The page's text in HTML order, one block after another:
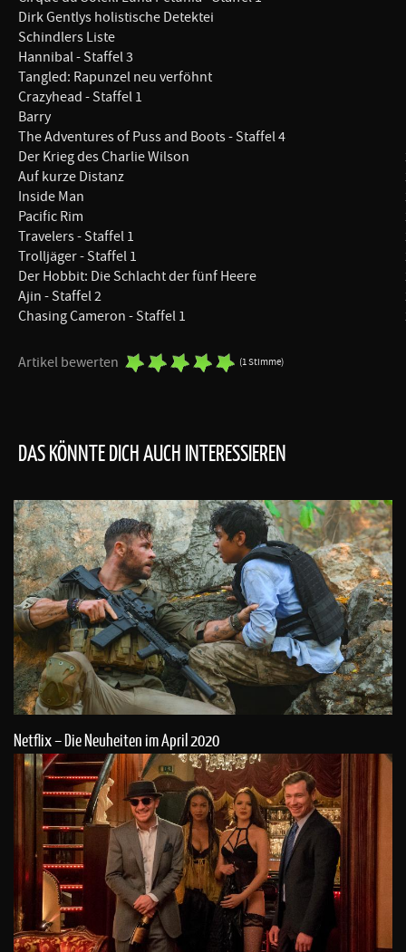
Dirk Gentlys holistische Detektei
Schindlers Liste
Hannibal - Staffel 3
Tangled: Rapunzel neu verföhnt
Crazyhead - Staffel 1
Barry
The Adventures of Puss and Boots - Staffel 4
Der Krieg des Charlie Wilson
Auf kurze Distanz
Inside Man
Pacific Rim
Travelers - Staffel 1
Trolljäger - Staffel 1
Der Hobbit: Die Schlacht der fünf Heere
Ajin - Staffel 2
Chasing Cameron - Staffel 1
Artikel bewerten (1 Stimme)
DAS KÖNNTE DICH AUCH INTERESSIEREN
Netflix – Die Neuheiten im April 2020